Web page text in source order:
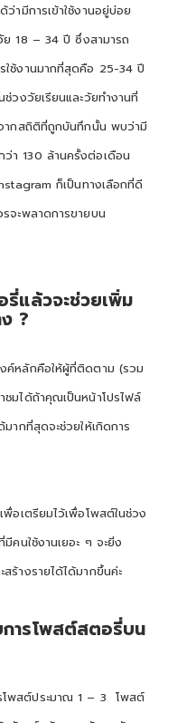
ว่ามีการเข้าใช้งานอยู่บ่อย
ย 18 – 34 ปี ซึ่งสามารถ
ใช้งานมากที่สุดคือ 25-34 ปี
วงวัยเรียนและวัยทำงานที่
จากสถิติที่ถูกบันทึกนั้น พบว่ามี
า 130 ล้านครั้งต่อเดือน
ก็เป็นทางเลือกที่ดี
จะพลาดการขายบน
แล้วจะช่วยเพิ่ม
?
ค์หลักคือให้ผู้ที่ติดตาม (รวม
ชมได้ถ้าคุณเป็นหน้าโปรไฟล์
ากที่สุดจะช่วยให้เกิดการ
พื่อเตรียมไว้เพื่อโพสต์ในช่วง
คนใช้งานเยอะ ๆ จะยิ่ง
ร้างรายได้ได้มากขึ้นค่ะ
การโพสต์สตอรี่บน
โพสต์ประมาณ 1 – 3 โพสต์